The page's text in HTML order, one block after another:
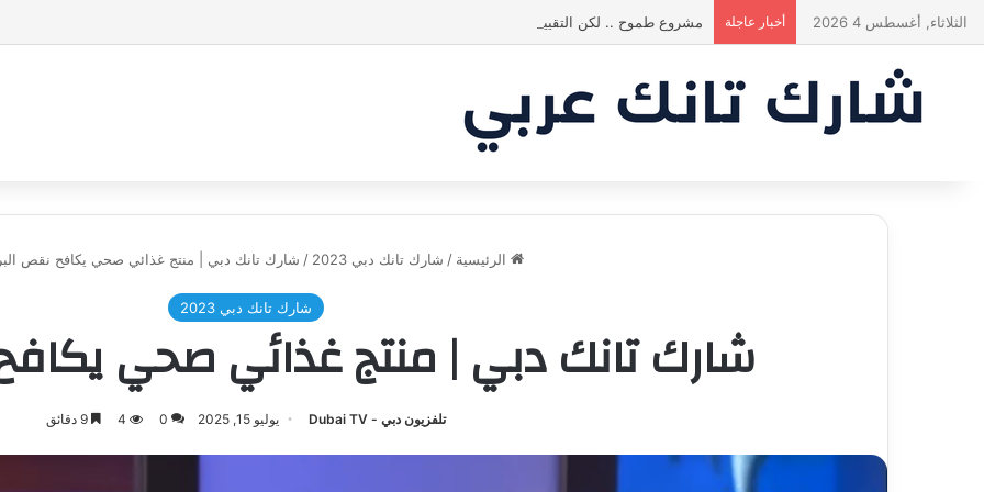
الثلاثاء, أغسطس 4 2026 أخبار عاجلة مشروع طموح .. لكن التقييم كان أكبر من أن يقنع الشاركس | #شارك تانك لعراق
الرئيسية / شارك تانك دبي 2023 / شارك تانك دبي | منتج غذائي صحي يكافح نقص
شارك تانك دبي 2023
شارك تانك دبي | منتج غذائي صحي
تلفزيون دبي - Dubai TV يوليو 15, 2025 0
4